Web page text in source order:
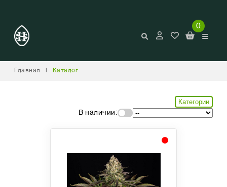
0
Главная Каталог
Категории
В наличии: